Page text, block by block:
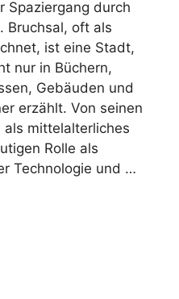
Spaziergang durch
Bruchsal, oft als
ist eine Stadt,
nur in Büchern,
Gebäuden und
erzählt. Von seinen
mittelalterliches
Rolle als
Technologie und …